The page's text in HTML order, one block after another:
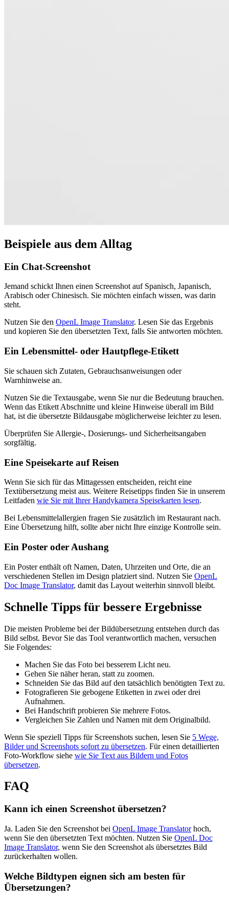
Beispiele aus dem Alltag
Ein Chat-Screenshot
Jemand schickt Ihnen einen Screenshot auf Spanisch, Japanisch,
Arabisch oder Chinesisch. Sie möchten einfach wissen, was darin
steht.
Nutzen Sie den OpenL Image Translator. Lesen Sie das Ergebnis
und kopieren Sie den übersetzten Text, falls Sie antworten möchten.
Ein Lebensmittel- oder Hautpflege-Etikett
Sie schauen sich Zutaten, Gebrauchsanweisungen oder
Warnhinweise an.
Nutzen Sie die Textausgabe, wenn Sie nur die Bedeutung brauchen.
Wenn das Etikett Abschnitte und kleine Hinweise überall im Bild
hat, ist die übersetzte Bildausgabe möglicherweise leichter zu lesen.
Überprüfen Sie Allergie-, Dosierungs- und Sicherheitsangaben
sorgfältig.
Eine Speisekarte auf Reisen
Wenn Sie sich für das Mittagessen entscheiden, reicht eine
Textübersetzung meist aus. Weitere Reisetipps finden Sie in unserem
Leitfaden wie Sie mit Ihrer Handykamera Speisekarten lesen.
Bei Lebensmittelallergien fragen Sie zusätzlich im Restaurant nach.
Eine Übersetzung hilft, sollte aber nicht Ihre einzige Kontrolle sein.
Ein Poster oder Aushang
Ein Poster enthält oft Namen, Daten, Uhrzeiten und Orte, die an
verschiedenen Stellen im Design platziert sind. Nutzen Sie OpenL
Doc Image Translator, damit das Layout weiterhin sinnvoll bleibt.
Schnelle Tipps für bessere Ergebnisse
Die meisten Probleme bei der Bildübersetzung entstehen durch das
Bild selbst. Bevor Sie das Tool verantwortlich machen, versuchen
Sie Folgendes:
Machen Sie das Foto bei besserem Licht neu.
Gehen Sie näher heran, statt zu zoomen.
Schneiden Sie das Bild auf den tatsächlich benötigten Text zu.
Fotografieren Sie gebogene Etiketten in zwei oder drei
Aufnahmen.
Bei Handschrift probieren Sie mehrere Fotos.
Vergleichen Sie Zahlen und Namen mit dem Originalbild.
Wenn Sie speziell Tipps für Screenshots suchen, lesen Sie 5 Wege,
Bilder und Screenshots sofort zu übersetzen. Für einen detaillierten
Foto-Workflow siehe wie Sie Text aus Bildern und Fotos
übersetzen.
FAQ
Kann ich einen Screenshot übersetzen?
Ja. Laden Sie den Screenshot bei OpenL Image Translatorhoch,
wenn Sie den übersetzten Text möchten. Nutzen Sie OpenL Doc
Image Translator, wenn Sie den Screenshot als übersetztes Bild
zurückerhalten wollen.
Welche Bildtypen eignen sich am besten für
Übersetzungen?